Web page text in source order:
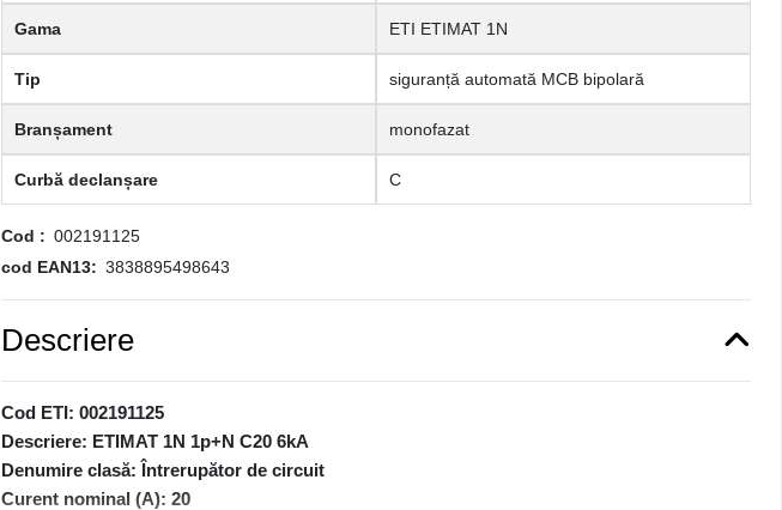
Gama ETI ETIMAT 1N
Tip siguranță automată MCB bipolară
Branșament monofazat
Curbă declanșare C
Cod
002191125
cod EAN13
3838895498643
Descriere
Cod ETI: 002191125
Descriere: ETIMAT 1N 1p+N C20 6kA
Denumire clasă: Întrerupător de circuit
Curent nominal (A): 20